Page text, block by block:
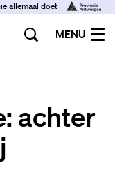
allemaal doet
MENU
achter